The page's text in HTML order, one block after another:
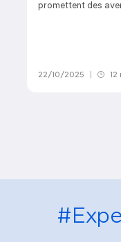
promettent des
22/10/2025